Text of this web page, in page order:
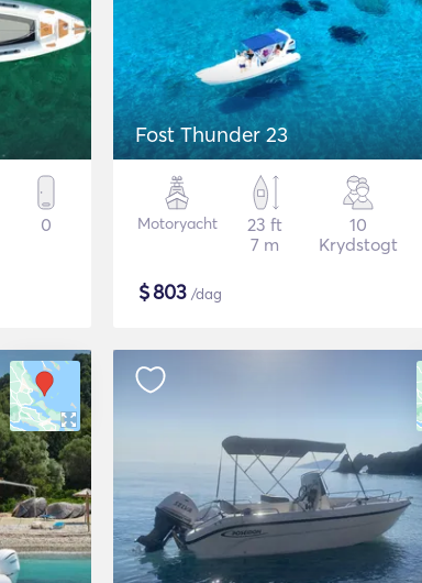
0
Fost Thunder 23
Motoryacht
23 ft
7 m
10
Krydstogt
$803 /dag